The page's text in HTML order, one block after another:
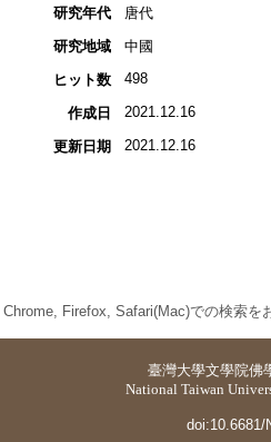
研究年代
唐代
研究地域
中國
ヒット数
498
作成日 2021.12.16
更新日期 2021.12.16
Chrome, Firefox, Safari(Mac)での検索を
臺灣大學文學院佛
National Taiwan
doi:10.6681/